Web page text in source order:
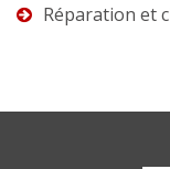
Réparation et